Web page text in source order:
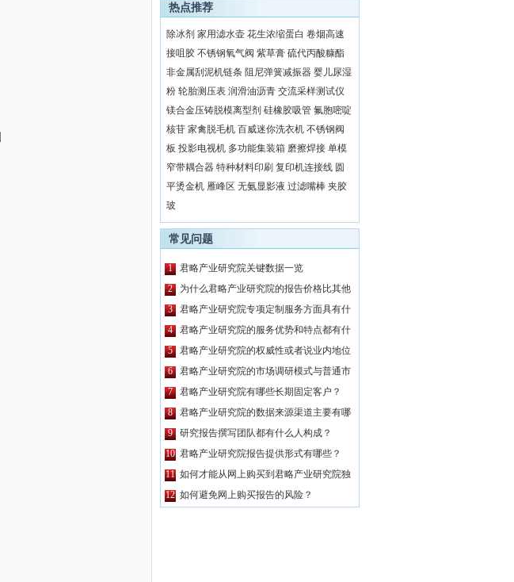
热点推荐
除冰剂 家用滤水壶 花生浓缩蛋白 卷烟高速
接咀胶 不锈钢氧气阀 紫草膏 硫代丙酸糠酯
非金属刮泥机链条 阻尼弹簧减振器 婴儿尿湿
粉 轮胎测压表 润滑油沥青 交流采样测试仪
镁合金压铸脱模离型剂 硅橡胶吸管 氟胞嘧啶
核苷 家禽脱毛机 百威迷你洗衣机 不锈钢阀
板 投影电视机 多功能集装箱 磨擦焊接 单模
窄带耦合器 特种材料印刷 复印机连接线 圆
平烫金机 雁峰区 无氨显影液 过滤嘴棒 夹胶
玻
常见问题
1
君略产业研究院关键数据一览
2
为什么君略产业研究院的报告价格比其他
公司都要高？
3
君略产业研究院专项定制服务方面具有什
么特点？
4
君略产业研究院的服务优势和特点都有什
么？
5
君略产业研究院的权威性或者说业内地位
如何？
6
君略产业研究院的市场调研模式与普通市
场调研主要区别有哪些？
7
君略产业研究院有哪些长期固定客户？
8
君略产业研究院的数据来源渠道主要有哪
些？
9
研究报告撰写团队都有什么人构成？
10 君略产业研究院报告提供形式有哪些？
11 如何才能从网上购买到君略产业研究院独
家原创的报告产品？
12 如何避免网上购买报告的风险？